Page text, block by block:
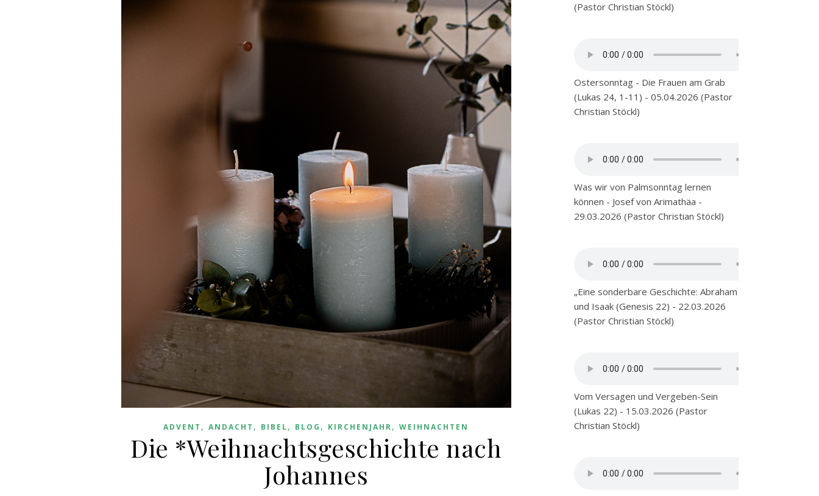
ADVENT , ANDACHT , BIBEL, BLOG , KIRCHENJAHR, WEIHNACHTEN
Die *Weihnachtsgeschichte nach
Johannes
(Pastor Christian Stöckl)
Ostersonntag - Die Frauen am Grab
(Lukas 24, 1-11) - 05.04.2026 (Pastor
Christian Stöckl)
Was wir von Palmsonntag lernen
können - Josef von Arimathäa -
29.03.2026 (Pastor Christian Stöckl)
„Eine sonderbare Geschichte: Abraham
und Isaak (Genesis 22) - 22.03.2026
(Pastor Christian Stöckl)
Vom Versagen und Vergeben-Sein
(Lukas 22) - 15.03.2026 (Pastor
Christian Stöckl)